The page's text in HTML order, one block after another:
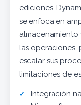
ediciones,
se enfoca en
almacenamiento
las operaciones,
escalar sus
limitaciones de
Integración